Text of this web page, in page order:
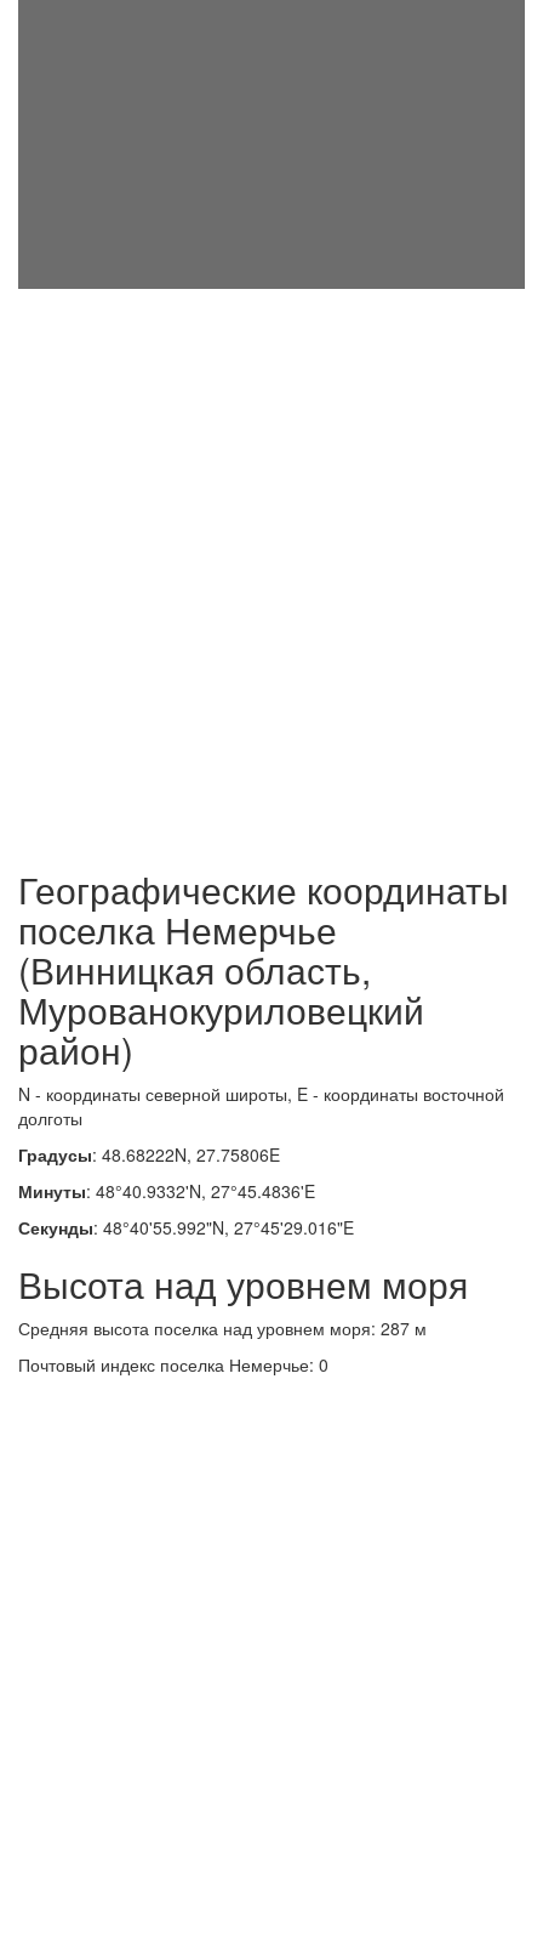
Географические координаты
поселка Немерчье
(Винницкая область,
Мурованокуриловецкий
район)
N - координаты северной широты, E - координаты восточной
долготы
Градусы: 48.68222N, 27.75806E
Минуты: 48°40.9332'N, 27°45.4836'E
Секунды: 48°40'55.992"N, 27°45'29.016"E
Высота над уровнем моря
Средняя высота поселка над уровнем моря: 287 м
Почтовый индекс поселка Немерчье: 0